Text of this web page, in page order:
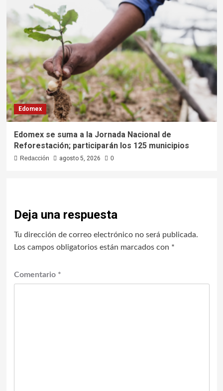
Edomex
Edomex se suma a la Jornada Nacional de
Reforestación; participarán los 125 municipios
Redacción agosto 5, 2026 0
Deja una respuesta
Tu dirección de correo electrónico no será publicada.
Los campos obligatorios están marcados con *
Comentario *